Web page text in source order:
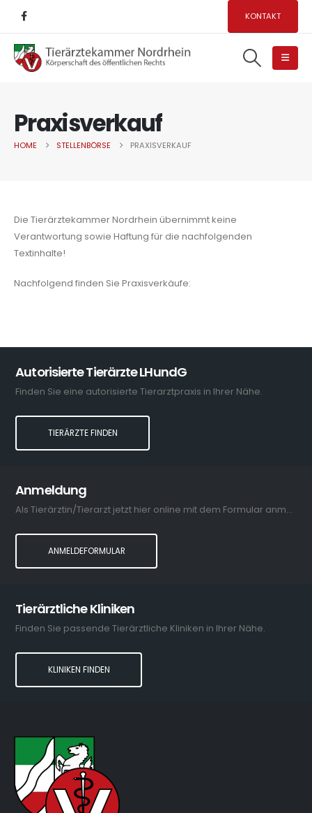
KONTAKT
Praxisverkauf
HOME STELLENBÖRSE PRAXISVERKAUF
Die Tierärztekammer Nordrhein übernimmt keine
Verantwortung sowie Haftung für die nachfolgenden
Textinhalte!
Nachfolgend finden Sie Praxisverkäufe:
Autorisierte Tierärzte LHundG
Finden Sie eine autorisierte Tierarztpraxis in Ihrer Nähe.
TIERÄRZTE FINDEN
Anmeldung
Als Tierärztin/Tierarzt jetzt hier online mit dem Formular anmelden.
ANMELDEFORMULAR
Tierärztliche Kliniken
Finden Sie passende Tierärztliche Kliniken in Ihrer Nähe.
KLINIKEN FINDEN